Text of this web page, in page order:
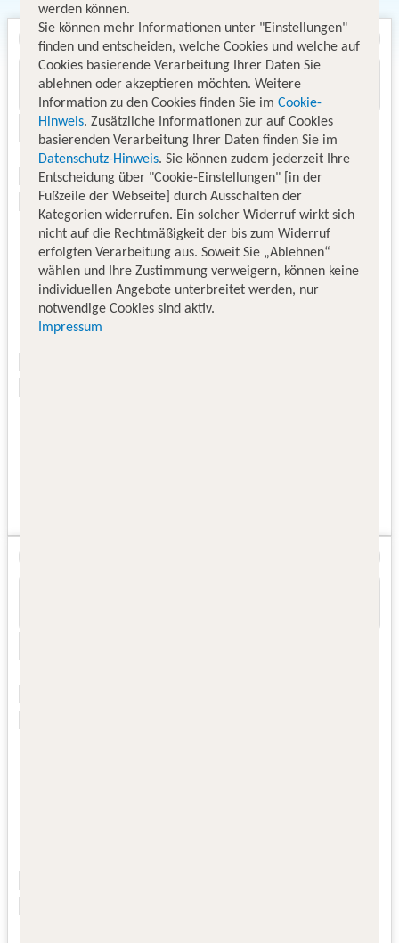
werden können.
Sie können mehr Informationen unter "Einstellungen"
finden und entscheiden, welche Cookies und welche auf
Cookies basierende Verarbeitung Ihrer Daten Sie
ablehnen oder akzeptieren möchten. Weitere
Information zu den Cookies finden Sie im Cookie-
Hinweis. Zusätzliche Informationen zur auf Cookies
basierenden Verarbeitung Ihrer Daten finden Sie im
Datenschutz-Hinweis. Sie können zudem jederzeit Ihre
Entscheidung über "Cookie-Einstellungen" [in der
Fußzeile der Webseite] durch Ausschalten der
Kategorien widerrufen. Ein solcher Widerruf wirkt sich
nicht auf die Rechtmäßigkeit der bis zum Widerruf
erfolgten Verarbeitung aus. Soweit Sie „Ablehnen“
wählen und Ihre Zustimmung verweigern, können keine
individuellen Angebote unterbreitet werden, nur
notwendige Cookies sind aktiv.
Impressum